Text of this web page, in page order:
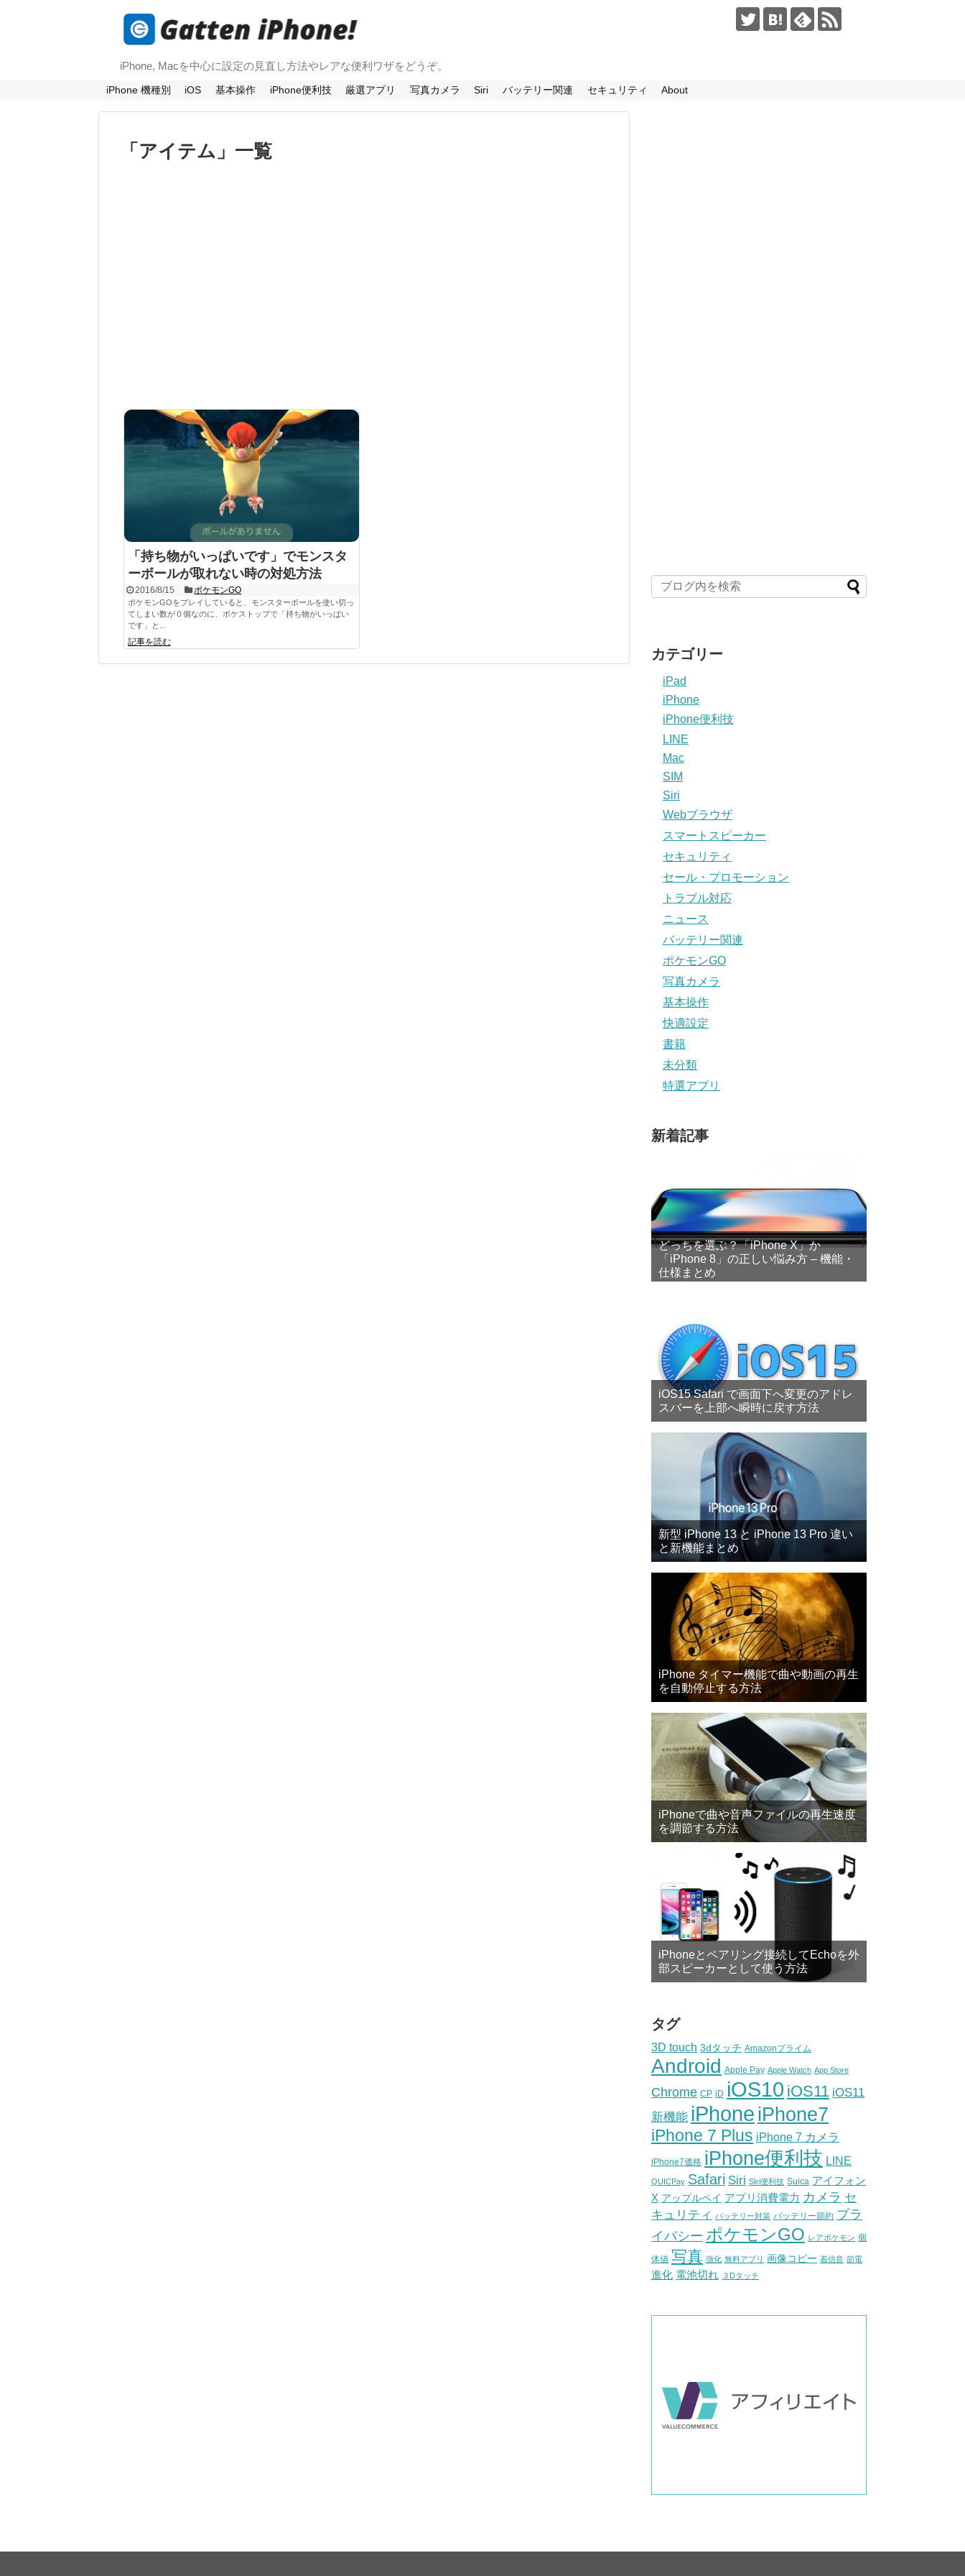
iPhone, Macを中心に設定の見直し方法やレアな便利ワザをどうぞ。
iPhone 機種別 iOS 基本操作 iPhone便利技 厳選アプリ 写真カメラ Siri バッテリー関連 セキュリティ About
「 アイテム 」 一覧
「持ち物がいっぱいです」でモンスタ
ーボールが取れない時の対処方法
2016/8/15 ポケモンGO
ポケモンGOをプレイしていると、モンスターボールを使い切っ
てしまい数が０個なのに、ポケストップで「持ち物がいっぱい
です」と...
記事を読む
カテゴリー
iPad
iPhone
iPhone便利技
LINE
Mac
SIM
Siri
Webブラウザ
スマートスピーカー
セキュリティ
セール・プロモーション
トラブル対応
ニュース
バッテリー関連
ポケモンGO
写真カメラ
基本操作
快適設定
書籍
未分類
特選アプリ
新着記事
どっちを選ぶ？「iPhone X」か
「iPhone 8」の正しい悩み方 – 機能・
仕様まとめ
iOS15 Safari で画面下へ変更のアドレ
スバーを上部へ瞬時に戻す方法
新型 iPhone 13 と iPhone 13 Pro 違い
と新機能まとめ
iPhone タイマー機能で曲や動画の再生
を自動停止する方法
iPhoneで曲や音声ファイルの再生速度
を調節する方法
iPhoneとペアリング接続してEchoを外
部スピーカーとして使う方法
タグ
3D touch 3dタッチ Amazonプライム
Android Apple Pay Apple Watch App Store
Chrome CP iD iOS10 iOS11 iOS11
新機能 iPhoneiPhone7
iPhone 7 Plus iPhone 7 カメラ
iPhone7価格 iPhone便利技 LINE
QUICPay Safari Siri SIri便利技 Suica アイフォン
X アップルペイ アプリ消費電力 カメラ セ
キュリティ
バッテリー対策 バッテリー節約 プラ
イバシー ポケモンGO レアポケモン 個
体値 写真 強化 無料アプリ 画像コピー 着信音 節電
進化 電池切れ ３Dタッチ